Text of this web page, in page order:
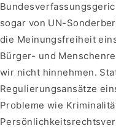
sogar von UN-
die Meinungsfreiheit
Bürger- und
wir nicht hinnehmen.
Regulierungsansätze
Probleme wie